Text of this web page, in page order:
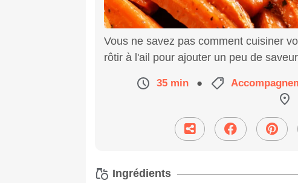
Vous ne savez pas comment cuisiner
rôtir à l'ail pour ajouter un peu de
35 min ●
Ingrédients